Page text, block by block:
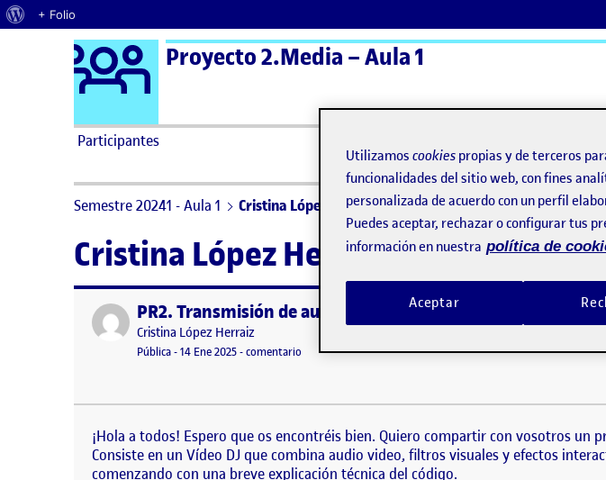
Acerca de WordPress
+ Folio
Saltar al contenido Logo Ágora
Proyecto 2.Media – Aula 1
Participantes
Semestre 20241 - Aula 1 Cristina López Herraiz
Cristina López Herraiz
Publicado porPR2. Transmisión de audio y vídeo. Plataformas de
Publicado por
Cristina López Herraiz
Visibilidad:
Pública-Fecha de publicación
14 Ene 202514 enero, 2025 7:31 pm
-comentario en PR2. Transmisión de audio y vídeo. Plataformas de
¡Hola a todos! Espero que os encontréis bien. Quiero compartir con vosotros un
¡Hola a todos! Espero que os encontréis bien. Quiero compartir con vosotros
Consiste en un Vídeo DJ que combina audio video, filtros visuales y efectos
comenzando con una breve explicación técnica del código.
Utilizamos cookies propias y de terceros
funcionalidades del sitio web, con fines
personalizada de acuerdo con un perfil
Puedes aceptar, rechazar o configurar tus
información en nuestra política de
Aceptar